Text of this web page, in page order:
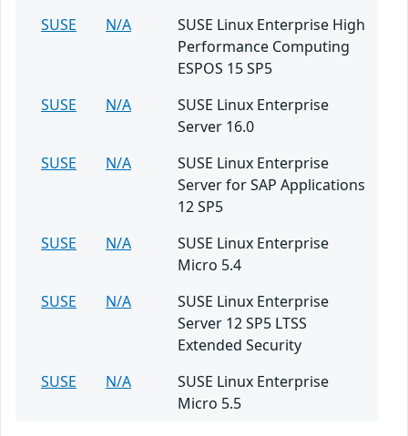
SUSE
N/A
SUSE Linux Enterprise High
Performance Computing
ESPOS 15 SP5
SUSE
N/A
SUSE Linux Enterprise
Server 16.0
SUSE
N/A
SUSE Linux Enterprise
Server for SAP Applications
12 SP5
SUSE
N/A
SUSE Linux Enterprise
Micro 5.4
SUSE
N/A
SUSE Linux Enterprise
Server 12 SP5 LTSS
Extended Security
SUSE
N/A
SUSE Linux Enterprise
Micro 5.5